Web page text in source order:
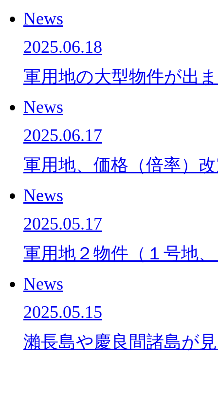
News
2025.06.18
軍用地の大型物件が出
News
2025.06.17
軍用地、価格（倍率）
News
2025.05.17
軍用地２物件（１号地
News
2025.05.15
瀨長島や慶良間諸島が